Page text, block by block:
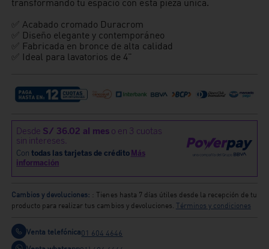
✅ Acabado cromado Duracrom
✅ Diseño elegante y contemporáneo
✅ Fabricada en bronce de alta calidad
✅ Ideal para lavatorios de 4"
Cambios y devoluciones: : Tienes hasta 7 días útiles desde la recepción de tu
producto para realizar tus cambios y devoluciones. Términos y condiciones
Venta telefónica01 604 4646